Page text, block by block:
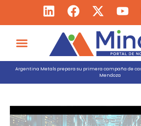
Argentina Metals prepara su primera campaña de
Mendoza